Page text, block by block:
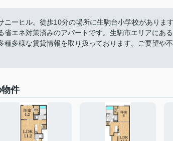
ニーヒル。徒歩10分の場所に生駒台小学校がありま
省エネ対策済みのアパートです。生駒市エリアにあ
種多様な賃貸情報を取り扱っております。ご要望や
件